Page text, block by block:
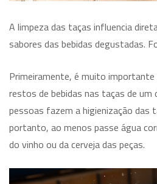
A limpeza das taças influencia
sabores das bebidas degustadas.
Primeiramente, é muito importante
restos de bebidas nas taças de um
pessoas fazem a higienização das
portanto, ao menos passe água
do vinho ou da cerveja das peças.